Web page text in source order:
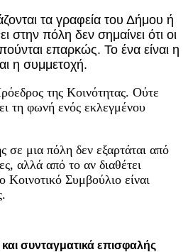
τα γραφεία του Δήμου ή
στην πόλη δεν σημαίνει ότι οι
επαρκώς. Το ένα είναι η
η συμμετοχή.
της Κοινότητας. Ούτε
τη φωνή ενός εκλεγμένου
σε μια πόλη δεν εξαρτάται από
αλλά από το αν διαθέτει
Συμβούλιο είναι
συνταγματικά επισφαλής